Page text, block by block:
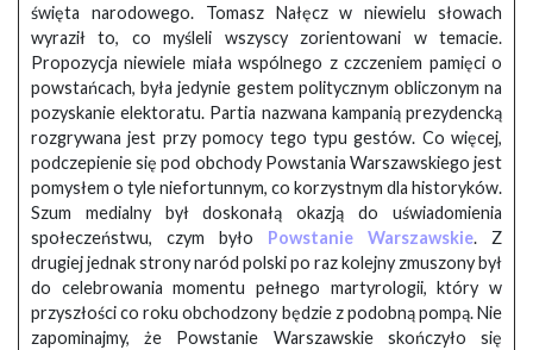
święta narodowego. Tomasz Nałęcz w niewielu słowach
wyraził to, co myśleli wszyscy zorientowani w temacie.
Propozycja niewiele miała wspólnego z czczeniem pamięci o
powstańcach, była jedynie gestem politycznym obliczonym na
pozyskanie elektoratu. Partia nazwana kampanią prezydencką
rozgrywana jest przy pomocy tego typu gestów. Co więcej,
podczepienie się pod obchody Powstania Warszawskiego jest
pomysłem o tyle niefortunnym, co korzystnym dla historyków.
Szum medialny był doskonałą okazją do uświadomienia
społeczeństwu, czym było Powstanie Warszawskie. Z
drugiej jednak strony naród polski po raz kolejny zmuszony był
do celebrowania momentu pełnego martyrologii, który w
przyszłości co roku obchodzony będzie z podobną pompą. Nie
zapominajmy, że Powstanie Warszawskie skończyło się